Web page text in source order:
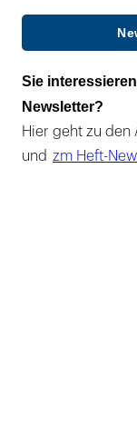
Sie
Newsletter?
Hier geht zu den
und zm Heft-